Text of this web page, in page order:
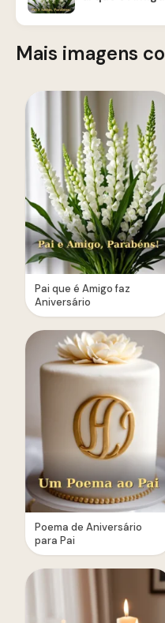
Mais imagens
Pai que é Amigo faz
Aniversário
Poema de Aniversário
para Pai